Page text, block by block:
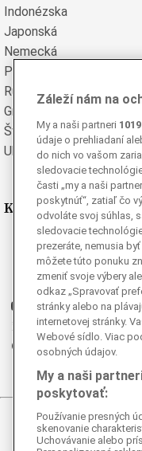
Indonézska
Japonská
Nemecká
Poľská
Rumunská
Grécka
Švédska
Ukrajinská
Kde nás nájdete
Facebook
Instagram
Ganjing
Youtube
Twitter
Telegram
© 2026
Záleží nám na
My a naši partneri 1019
údaje o prehliadaní
do nich vo vašom
sledovacie
časti „my a naši
poskytnúť“, zatiaľ čo
odvoláte svoj súhlas,
sledovacie
prezeráte, nemusia
môžete túto ponuku
zmeniť svoje výbery
odkaz „Spravovať
stránky alebo na
internetovej stránky.
Webové sídlo. Viac
osobných údajov.
My a naši
poskytovať:
Používanie presných
skenovanie
Uchovávanie alebo